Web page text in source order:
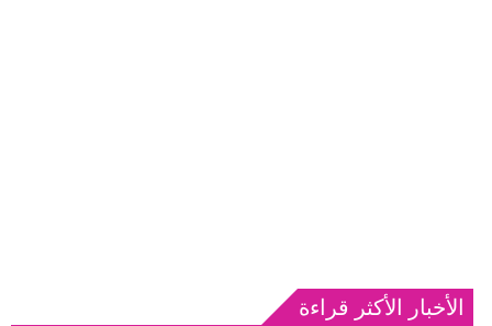
الأخبار الأكثر قراءة